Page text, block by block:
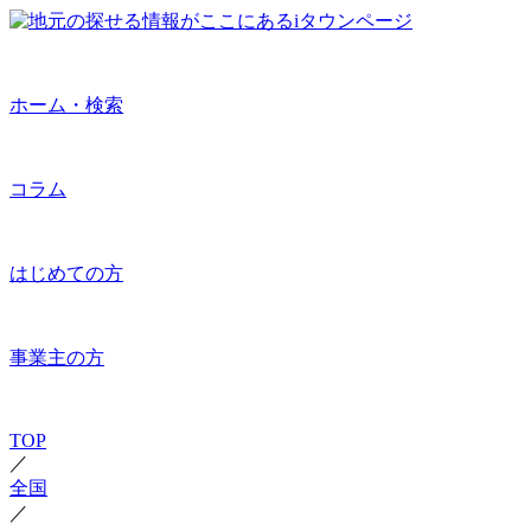
ホーム・検索
コラム
はじめての方
事業主の方
TOP
／
全国
／